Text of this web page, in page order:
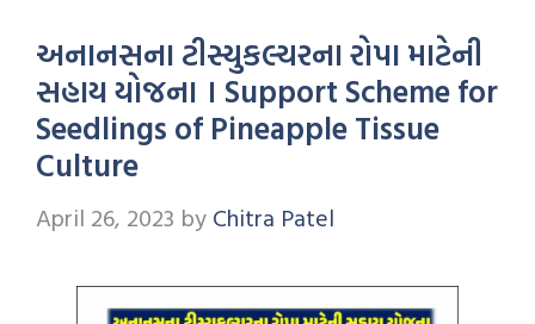
અનાનસના ટીસ્યુકલ્ચરના રોપા માટેની
સહાય યોજના । Support Scheme for
Seedlings of Pineapple Tissue
Culture
April 26, 2023 by Chitra Patel